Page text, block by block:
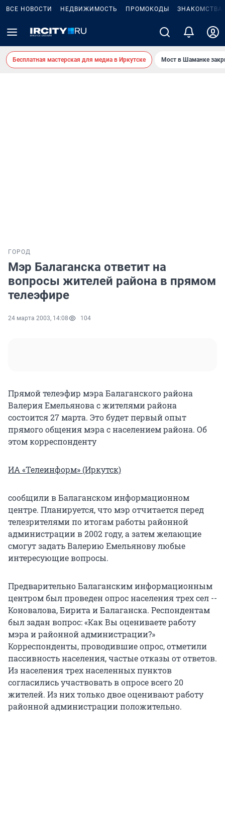
ВСЕ НОВОСТИ НЕДВИЖИМОСТЬ ПРОМОКОДЫ ЗНАКОМСТВА
Бесплатная мастерская для медиа в Иркутске Мост в Шаманке
ГОРОД
Мэр Балаганска ответит на
вопросы жителей района в прямом
телеэфире
24 марта 2003, 14:08 104
Прямой телеэфир мэра Балаганского района
Валерия Емельянова с жителями района
состоится 27 марта. Это будет первый опыт
прямого общения мэра с населением района. Об
этом корреспонденту
ИА «Телеинформ» (Иркутск)
сообщили в Балаганском информационном
центре. Планируется, что мэр отчитается перед
телезрителями по итогам работы районной
администрации в 2002 году, а затем желающие
смогут задать Валерию Емельянову любые
интересующие вопросы.
Предварительно Балаганским информационным
центром был проведен опрос населения трех сел --
Коновалова, Бирита и Балаганска. Респондентам
был задан вопрос: «Как Вы оцениваете работу
мэра и районной администрации?»
Корреспонденты, проводившие опрос, отметили
пассивность населения, частые отказы от ответов.
Из населения трех населенных пунктов
согласились участвовать в опросе всего 20
жителей. Из них только двое оценивают работу
районной администрации положительно.